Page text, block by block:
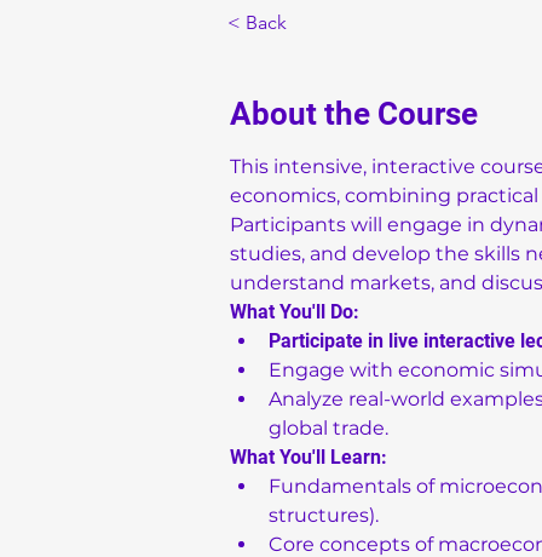
< Back
About the Course
This intensive, interactive
economics, combining
Participants will engage in
studies, and develop the skills
understand markets, and
What You'll Do:
Participate in live interactive
Engage with economic
Analyze real-world
global trade.
What You'll Learn:
Fundamentals of
structures).
Core concepts of